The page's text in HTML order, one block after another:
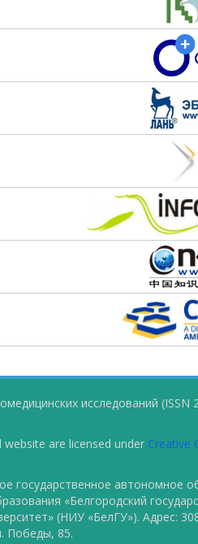
исследований (ISSN
are licensed under Creative
государственное автономное
«Белгородский
(НИУ «БелГУ»). Адрес:
Победы, 85.